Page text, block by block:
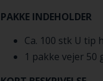
Ca. 100 stk U
1 pakke vejer 50